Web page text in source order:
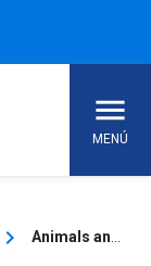
MENÚ
keyboard_arrow_right